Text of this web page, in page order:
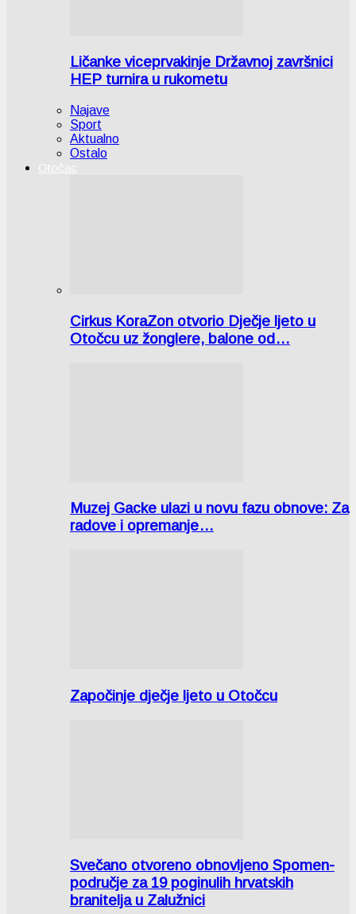
Ličanke viceprvakinje Državnoj završnici
HEP turnira u rukometu
Najave
Sport
Aktualno
Ostalo
Otočac
Cirkus KoraZon otvorio Dječje ljeto u
Otočcu uz žonglere, balone od…
Muzej Gacke ulazi u novu fazu obnove: Za
radove i opremanje…
Započinje dječje ljeto u Otočcu
Svečano otvoreno obnovljeno Spomen-
područje za 19 poginulih hrvatskih
branitelja u Zalužnici